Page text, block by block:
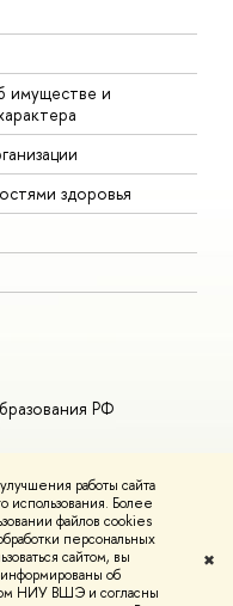
работы сайта
Более
файлов cookies
персональных
сайтом, вы
об
НИУ ВШЭ и согласны
✖
имуществе и
здоровья
РФ
Условия